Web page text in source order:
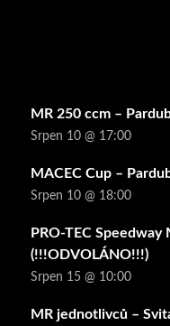
MR 250 ccm –
Srpen 10 @ 17:00
MACEC Cup –
Srpen 10 @ 18:00
PRO-TEC
(!!!ODVOLÁNO!!!)
Srpen 15 @ 10:00
MR jednotlivců –